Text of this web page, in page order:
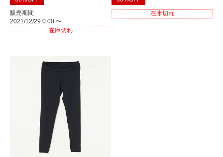
販売期間
2021/12/29 0:00 〜
在庫切れ
在庫切れ